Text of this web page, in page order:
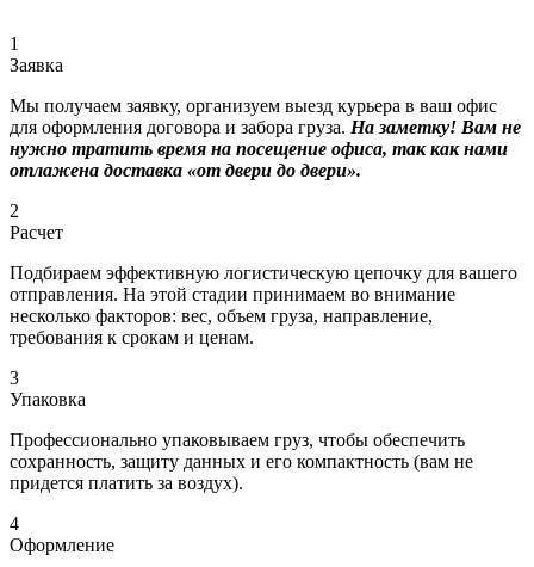
1
Заявка
Мы получаем заявку, организуем выезд курьера в ваш офис
для оформления договора и забора груза. На заметку! Вам не
нужно тратить время на посещение офиса, так как нами
отлажена доставка «от двери до двери».
2
Расчет
Подбираем эффективную логистическую цепочку для вашего
отправления. На этой стадии принимаем во внимание
несколько факторов: вес, объем груза, направление,
требования к срокам и ценам.
3
Упаковка
Профессионально упаковываем груз, чтобы обеспечить
сохранность, защиту данных и его компактность (вам не
придется платить за воздух).
4
Оформление